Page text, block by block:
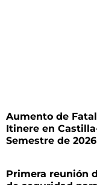
Aumento de
Itinere en
Semestre de 2026
Primera reunión